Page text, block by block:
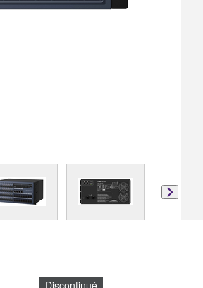
Discontinué